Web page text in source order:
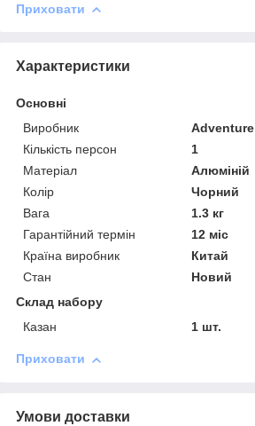
Приховати
Характеристики
Основні
Виробник
Adventure
Кількість персон
1
Матеріал
Алюміній
Колір
Чорний
Вага
1.3 кг
Гарантійний термін
12 міс
Країна виробник
Китай
Стан
Новий
Склад набору
Казан
1 шт.
Приховати
Умови доставки